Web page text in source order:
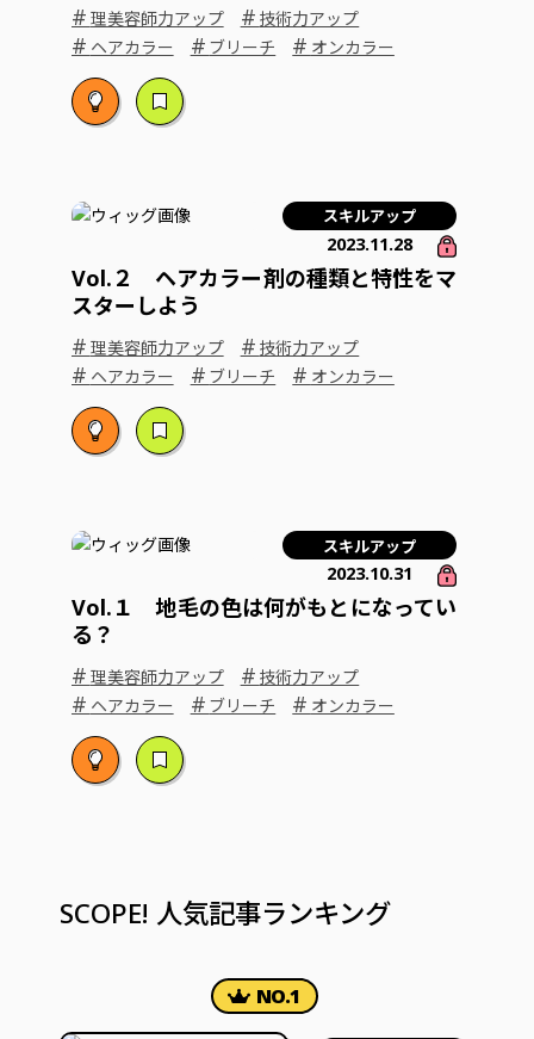
# 理美容師力アップ # 技術力アップ
# ヘアカラー # ブリーチ # オンカラー
スキルアップ
2023.11.28
Vol.２ ヘアカラー剤の種類と特性をマ
スターしよう
# 理美容師力アップ # 技術力アップ
# ヘアカラー # ブリーチ # オンカラー
スキルアップ
2023.10.31
Vol.１ 地毛の色は何がもとになってい
る？
# 理美容師力アップ # 技術力アップ
# ヘアカラー # ブリーチ # オンカラー
SCOPE! 人気記事ランキング